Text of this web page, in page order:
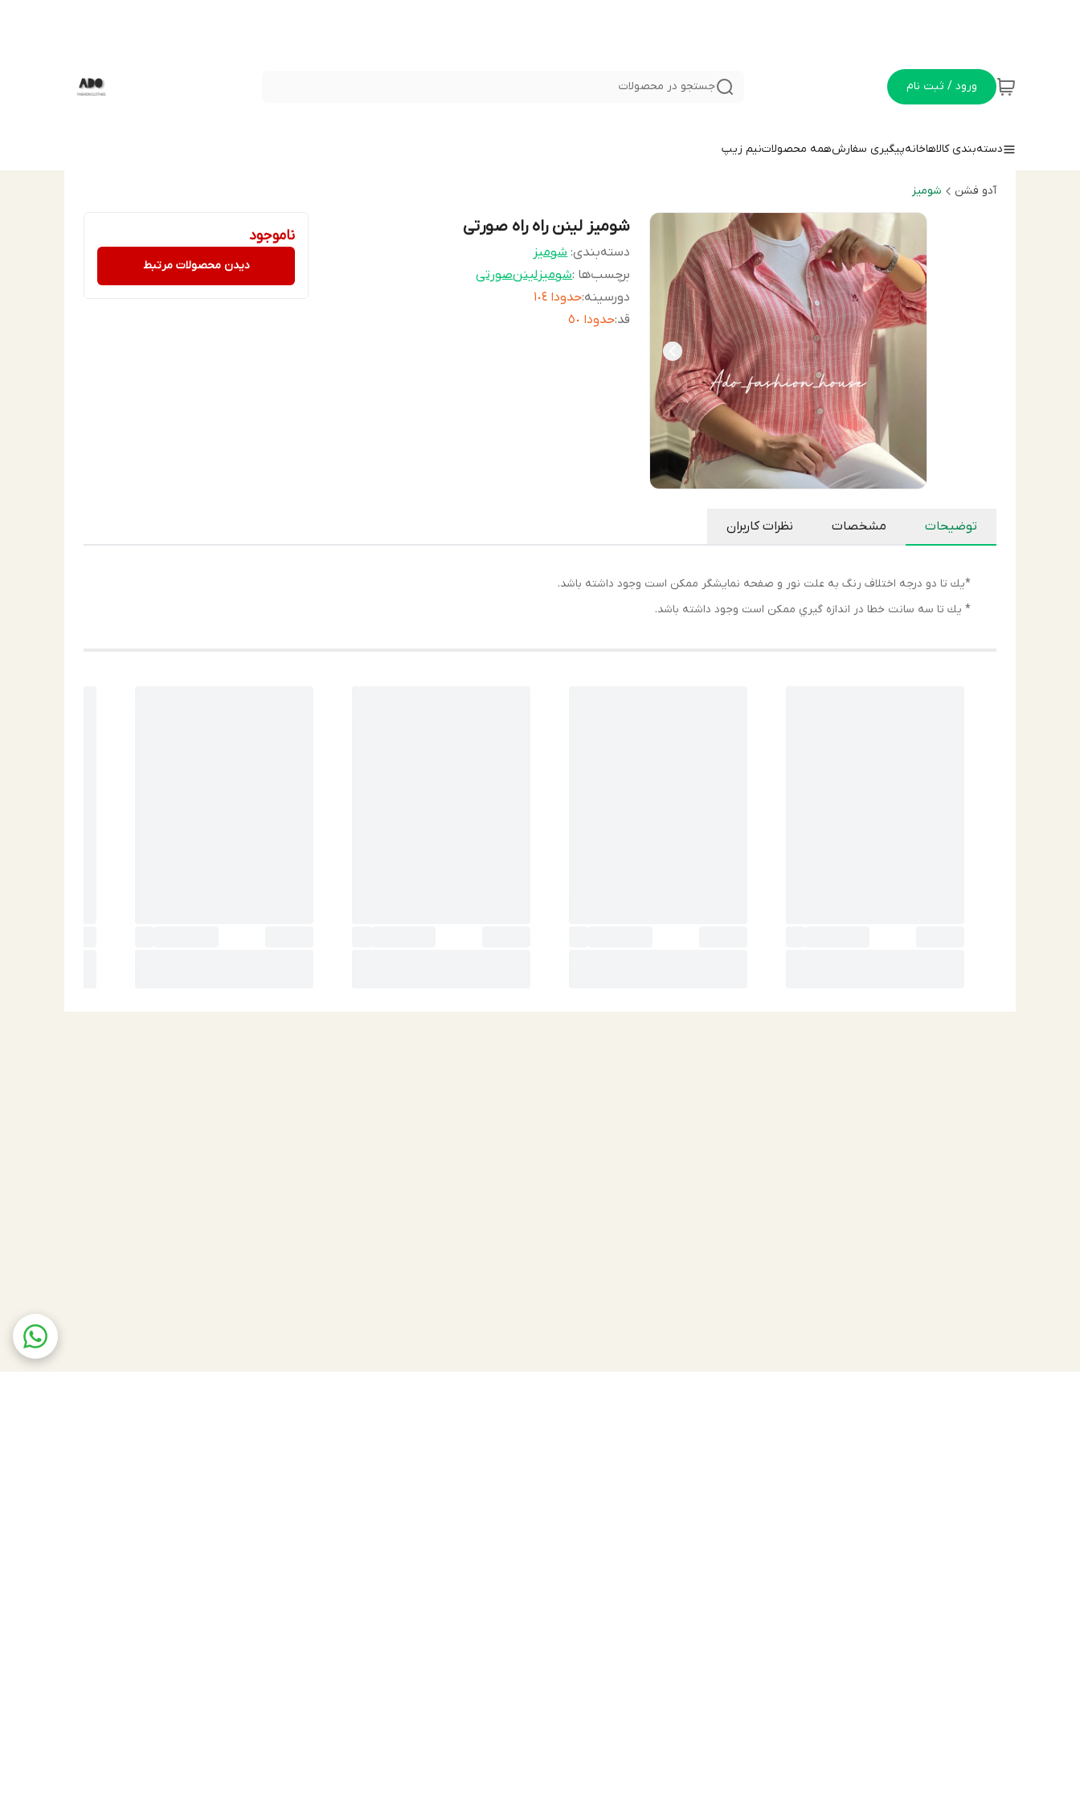
ورود / ثبت نام جستجو در محصولات
دسته‌بندی کالاهاخانهپیگیری سفارشهمه محصولاتنيم زيپ
آدو فشن شوميز
شومیز لینن راه راه صورتی
دسته‌بندی:شوميز
برچسب‌ها :شومیزلیننصورتی
دورسينه:حدودا ١٠٤
قد:حدودا ٥٠
ناموجود
دیدن محصولات مرتبط
توضیحات مشخصات نظرات کاربران
*يك تا دو درجه اختلاف رنگ به علت نور و صفحه نمايشگر ممكن است وجود داشته باشد.
* يك تا سه سانت خطا در اندازه گيري ممكن است وجود داشته باشد.